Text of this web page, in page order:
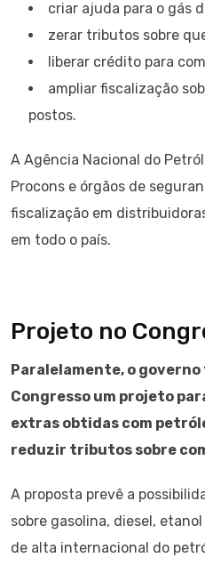
criar ajuda para o gás
zerar tributos sobre
liberar crédito para
ampliar fiscalização
postos.
A Agência Nacional do
Procons e órgãos de
fiscalização em
em todo o país.
Projeto no
Paralelamente, o governo
Congresso um projeto
extras obtidas com
reduzir tributos sobre
A proposta prevê a
sobre gasolina, diesel,
de alta internacional do